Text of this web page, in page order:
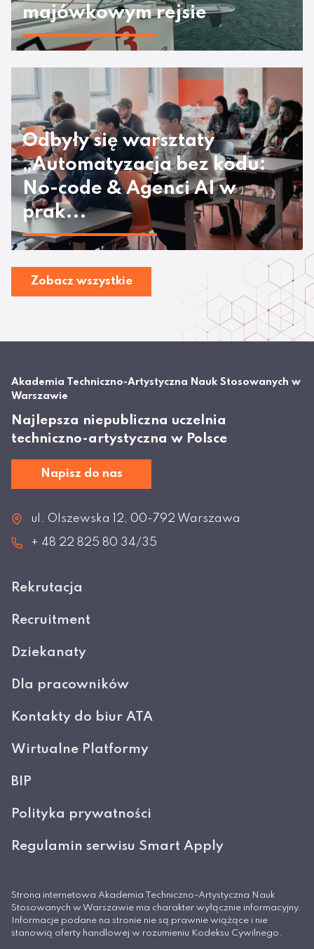
majówkowym rejsie
Odbyły się warsztaty
„Automatyzacja bez kodu:
No-code & Agenci AI w
prak...
Zobacz wszystkie
Akademia Techniczno-Artystyczna Nauk Stosowanych w
Warszawie
Najlepsza niepubliczna uczelnia
techniczno-artystyczna w Polsce
Napisz do nas
ul. Olszewska 12, 00-792 Warszawa
+ 48 22 825 80 34/35
Rekrutacja
Recruitment
Dziekanaty
Dla pracowników
Kontakty do biur ATA
Wirtualne Platformy
BIP
Polityka prywatności
Regulamin serwisu Smart Apply
Strona internetowa Akademia Techniczno-Artystyczna Nauk
Stosowanych w Warszawie ma charakter wyłącznie informacyjny.
Informacje podane na stronie nie są prawnie wiążące i nie
stanowią oferty handlowej w rozumieniu Kodeksu Cywilnego.